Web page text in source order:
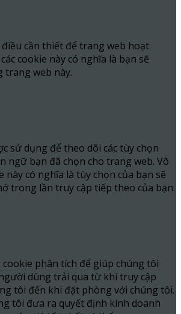
cần thiết để trang web hoạt
cookie này có nghĩa là bạn sẽ
trang web này.
sử dụng để theo dõi các tùy chọn
ngữ bạn đã chọn cho trang web. Vô
này có nghĩa là tùy chọn của bạn sẽ
trong lần truy cập tiếp theo của bạn.
phân tích để giúp chúng tôi
dùng trải qua từ khi truy cập
tôi đến khi đặt phòng với chúng tôi.
tôi đưa ra quyết định kinh doanh